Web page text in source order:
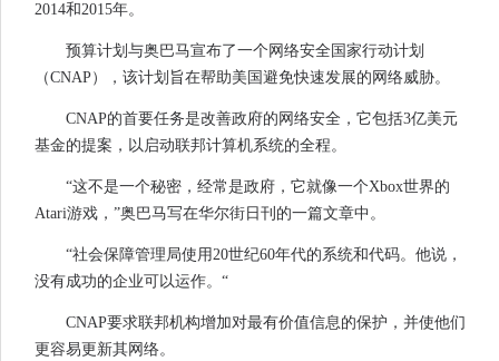
2014和2015年。
预算计划与奥巴马宣布了一个网络安全国家行动计划
（CNAP），该计划旨在帮助美国避免快速发展的网络威胁。
CNAP的首要任务是改善政府的网络安全，它包括3亿美元
基金的提案，以启动联邦计算机系统的全程。
“这不是一个秘密，经常是政府，它就像一个Xbox世界的
Atari游戏，”奥巴马写在华尔街日刊的一篇文章中。
“社会保障管理局使用20世纪60年代的系统和代码。他说，
没有成功的企业可以运作。“
CNAP要求联邦机构增加对最有价值信息的保护，并使他们
更容易更新其网络。